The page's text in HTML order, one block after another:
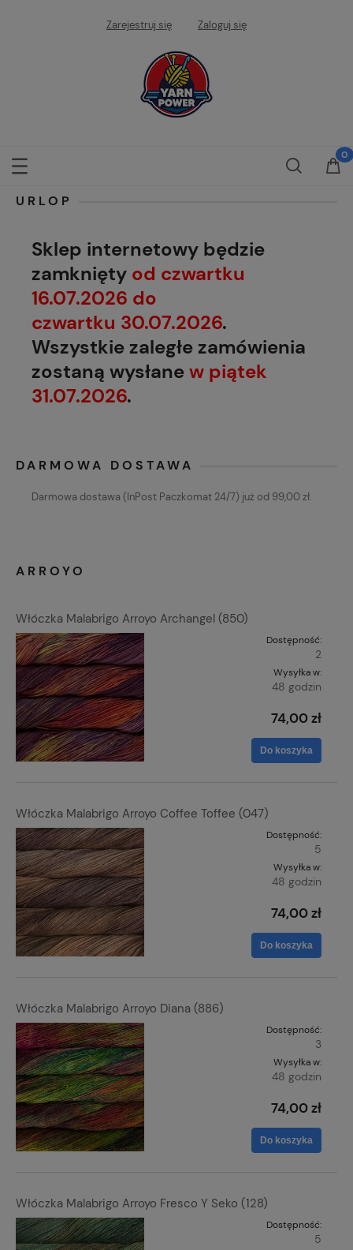
Zarejestruj się Zaloguj się
URLOP
Sklep internetowy będzie
zamknięty od czwartku
16.07.2026 do
czwartku 30.07.2026.
Wszystkie zaległe zamówienia
zostaną wysłanew piątek
31.07.2026.
DARMOWA DOSTAWA
Darmowa dostawa (InPost Paczkomat 24/7) już od 99,00 zł.
ARROYO
Włóczka Malabrigo Arroyo Archangel (850)
Dostępność:
2
Wysyłka w:
48 godzin
74,00 zł
Do koszyka
Włóczka Malabrigo Arroyo Coffee Toffee (047)
Dostępność:
5
Wysyłka w:
48 godzin
74,00 zł
Do koszyka
Włóczka Malabrigo Arroyo Diana (886)
Dostępność:
3
Wysyłka w:
48 godzin
74,00 zł
Do koszyka
Włóczka Malabrigo Arroyo Fresco Y Seko (128)
Dostępność:
5